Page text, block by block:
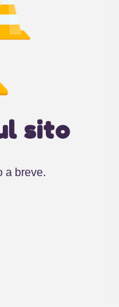
sito
a breve.